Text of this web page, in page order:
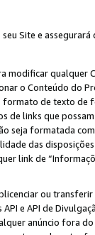
Site e assegurará
modificar
o Conteúdo do
de texto
de links que
seja formatada
das
link de
ou
e API de
anúncio fora